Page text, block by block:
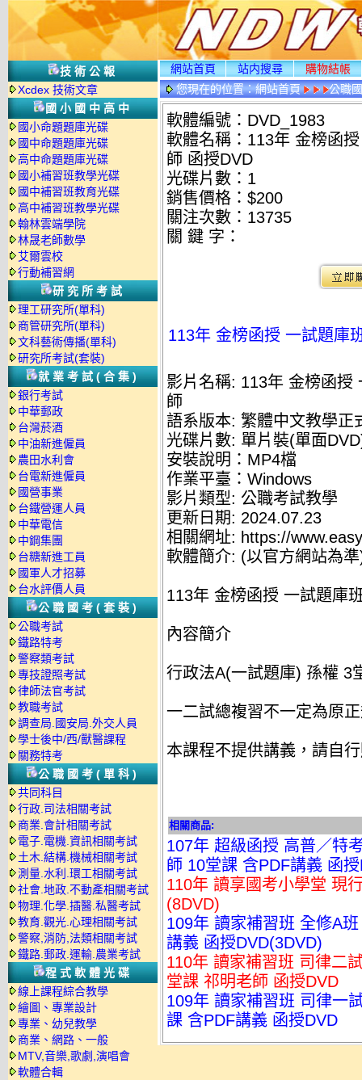
技術公報
Xcdex 技術文章
國小國中高中
國小命題題庫光碟
國中命題題庫光碟
高中命題題庫光碟
國小補習班教學光碟
國中補習班教育光碟
高中補習班教學光碟
翰林雲端學院
林晟老師數學
艾爾雲校
行動補習網
研究所考試
理工研究所(單科)
商管研究所(單科)
文科藝術傳播(單科)
研究所考試(套裝)
就業考試(合集)
銀行考試
中華郵政
台灣菸酒
中油新進僱員
農田水利會
台電新進僱員
國營事業
台鐵營運人員
中華電信
中鋼集團
台糖新進工員
國軍人才招募
台水評價人員
公職國考(套裝)
公職考試
鐵路特考
警察類考試
專技證照考試
律師法官考試
教職考試
調查局.國安局.外交人員
學士後中/西/獸醫課程
關務特考
公職國考(單科)
共同科目
行政.司法相關考試
商業.會計相關考試
電子.電機.資訊相關考試
土木.結構.機械相關考試
測量.水利.環工相關考試
社會.地政.不動產相關考試
物理.化學.插醫.私醫考試
教育.觀光.心理相關考試
警察,消防,法類相關考試
鐵路.郵政.運輸.農業考試
程式軟體光碟
線上課程綜合教學
繪圖、專業設計
專業、幼兒教學
商業、網路、一般
MTV,音樂,歌劇,演唱會
軟體合輯
網站首頁 站内搜尋
購物結帳
您現在的位置：網站首頁
公職
情
軟體編號：DVD_1983
軟體名稱：113年 金榜函
師 函授DVD
光碟片數：1
銷售價格：$200
關注次數： 13735
關 鍵 字：
113年 金榜函授 一試題庫
影片名稱: 113年 金榜函授
師
語系版本: 繁體中文教學正
光碟片數: 單片裝(單面
安裝說明：MP4檔
作業平臺：Windows
影片類型: 公職考試教學
更新日期: 2024.07.23
相關網址: https://
軟體簡介: (以官方網站為
113年 金榜函授 一試題庫
內容簡介
行政法A(一試題庫) 孫權 3
一二試總複習不一定為原
本課程不提供講義，請自
相關商品:
107年 超級函授 高普／特
師 10堂課 含PDF講義 函
110年 讀享國考小學堂 現
(8DVD)
109年 讀家補習班 全修A
講義 函授DVD(3DVD)
110年 讀家補習班 司律二
堂課 祁明老師 函授DVD
109年 讀家補習班 司律一
課 含PDF講義 函授DVD